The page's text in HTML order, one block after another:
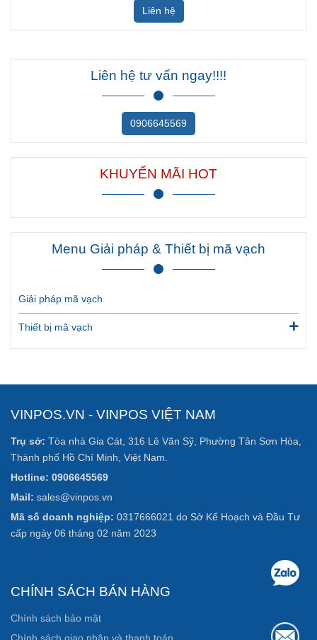
VINPOS.VN - VINPOS VIỆT NAM
Trụ sở: Tòa nhà Gia Cát, 316 Lê Văn Sỹ, Phường Tân Sơn Hòa,
Thành phố Hồ Chí Minh, Việt Nam.
Hotline: 0906645569
Mail: sales@vinpos.vn
Mã số doanh nghiệp: 0317666021 do Sở Kế Hoạch và Đầu Tư
cấp ngày 06 tháng 02 năm 2023
CHÍNH SÁCH BÁN HÀNG
Chính sách bảo mật
Chính sách giao nhận và thanh toán
Liên hệ
Liên hệ tư vấn ngay!!!!
0906645569
KHUYẾN MÃI HOT
Menu Giải pháp & Thiết bị mã vạch
Giải pháp mã vạch
Thiết bị mã vạch